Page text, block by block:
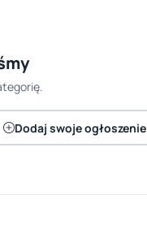
Dodaj swoje ogłoszenie